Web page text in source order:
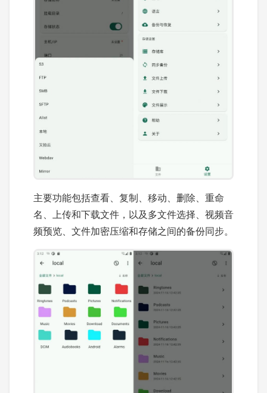
主要功能包括查看、复制、移动、删除、重命
名、上传和下载文件，以及多文件选择、视频音
频预览、文件加密压缩和存储之间的备份同步。